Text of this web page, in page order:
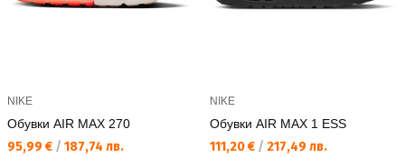
NIKE
Обувки AIR MAX 270
Текуща цена:
95,99 € / 187,74 лв.
NIKE
Обувки AIR MAX 1 ESS
Текуща цена:
111,20 € / 217,49 лв.